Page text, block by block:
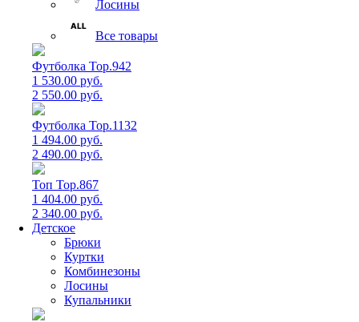
Лосины
Все товары
Футболка Top.942
1 530.00 руб.
2 550.00 руб.
Футболка Top.1132
1 494.00 руб.
2 490.00 руб.
Топ Top.867
1 404.00 руб.
2 340.00 руб.
Детское
Брюки
Куртки
Комбинезоны
Лосины
Купальники